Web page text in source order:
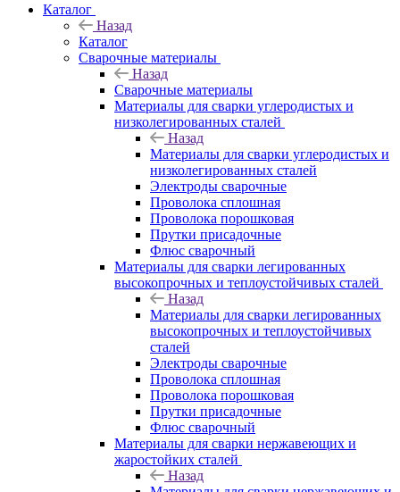
Каталог
Назад
Каталог
Сварочные материалы
Назад
Сварочные материалы
Материалы для сварки углеродистых и
низколегированных сталей
Назад
Материалы для сварки углеродистых и
низколегированных сталей
Электроды сварочные
Проволока сплошная
Проволока порошковая
Прутки присадочные
Флюс сварочный
Материалы для сварки легированных
высокопрочных и теплоустойчивых сталей
Назад
Материалы для сварки легированных
высокопрочных и теплоустойчивых
сталей
Электроды сварочные
Проволока сплошная
Проволока порошковая
Прутки присадочные
Флюс сварочный
Материалы для сварки нержавеющих и
жаростойких сталей
Назад